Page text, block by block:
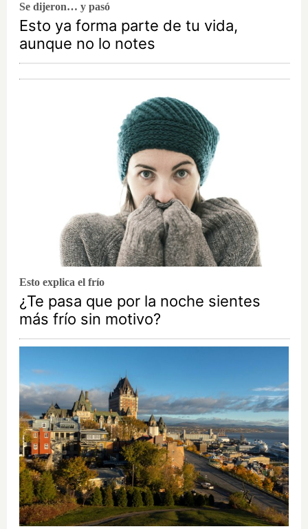
Se dijeron… y pasó
Esto ya forma parte de tu vida,
aunque no lo notes
Esto explica el frío
¿Te pasa que por la noche sientes
más frío sin motivo?